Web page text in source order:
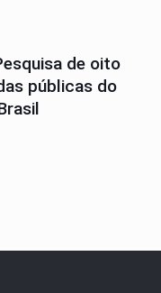
de oito
públicas do